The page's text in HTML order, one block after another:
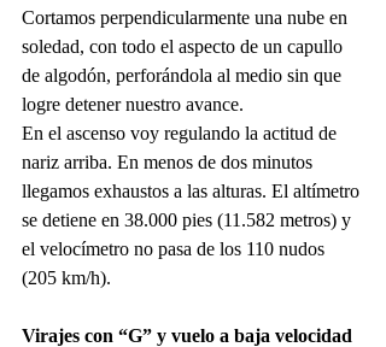
Cortamos perpendicularmente una nube en
soledad, con todo el aspecto de un capullo
de algodón, perforándola al medio sin que
logre detener nuestro avance.
En el ascenso voy regulando la actitud de
nariz arriba. En menos de dos minutos
llegamos exhaustos a las alturas. El altímetro
se detiene en 38.000 pies (11.582 metros) y
el velocímetro no pasa de los 110 nudos
(205 km/h).
Virajes con “G” y vuelo a baja velocidad